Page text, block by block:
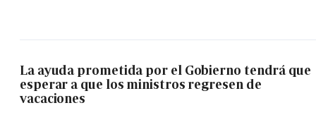
La ayuda prometida por el Gobierno tendrá que
esperar a que los ministros regresen de
vacaciones